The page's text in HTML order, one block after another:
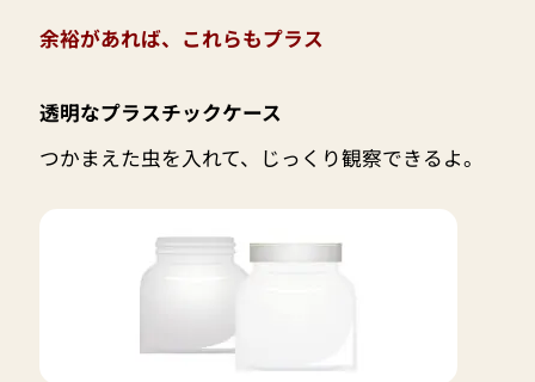
余裕があれば、これらもプラス
透明なプラスチックケース
つかまえた虫を入れて、じっくり観察できるよ。